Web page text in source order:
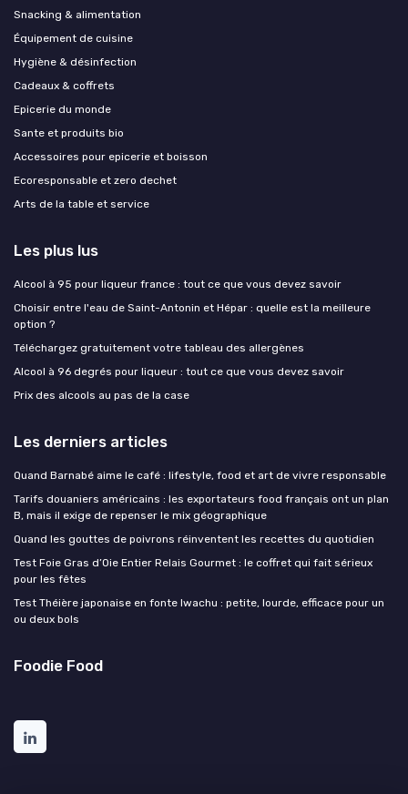
Snacking & alimentation
Équipement de cuisine
Hygiène & désinfection
Cadeaux & coffrets
Epicerie du monde
Sante et produits bio
Accessoires pour epicerie et boisson
Ecoresponsable et zero dechet
Arts de la table et service
Les plus lus
Alcool à 95 pour liqueur france : tout ce que vous devez savoir
Choisir entre l'eau de Saint-Antonin et Hépar : quelle est la meilleure
option ?
Téléchargez gratuitement votre tableau des allergènes
Alcool à 96 degrés pour liqueur : tout ce que vous devez savoir
Prix des alcools au pas de la case
Les derniers articles
Quand Barnabé aime le café : lifestyle, food et art de vivre responsable
Tarifs douaniers américains : les exportateurs food français ont un plan
B, mais il exige de repenser le mix géographique
Quand les gouttes de poivrons réinventent les recettes du quotidien
Test Foie Gras d’Oie Entier Relais Gourmet : le coffret qui fait sérieux
pour les fêtes
Test Théière japonaise en fonte Iwachu : petite, lourde, efficace pour un
ou deux bols
Foodie Food